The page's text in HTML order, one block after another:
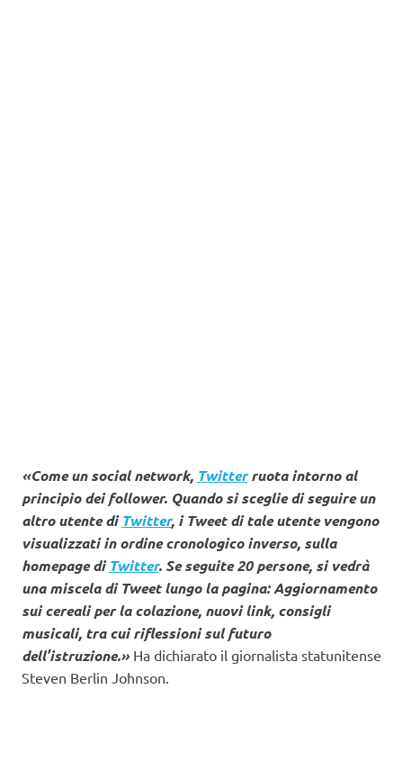
«Come un social network, Twitterruota intorno al
principio dei follower. Quando si sceglie di seguire un
altro utente diTwitter, i Tweet di tale utente vengono
visualizzati in ordine cronologico inverso, sulla
homepage diTwitter. Se seguite 20 persone, si vedrà
una miscela di Tweet lungo la pagina: Aggiornamento
sui cereali per la colazione, nuovi link, consigli
musicali, tra cui riflessioni sul futuro
dell’istruzione.» Ha dichiarato il giornalista statunitense
Steven Berlin Johnson.